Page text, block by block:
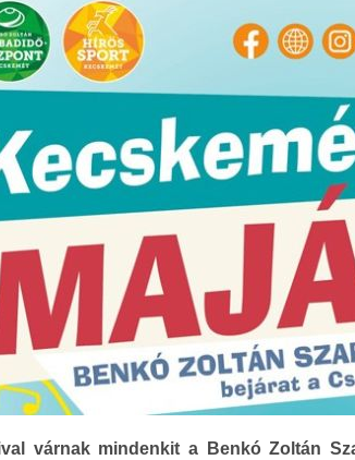
várnak mindenkit a Benkó Zoltán